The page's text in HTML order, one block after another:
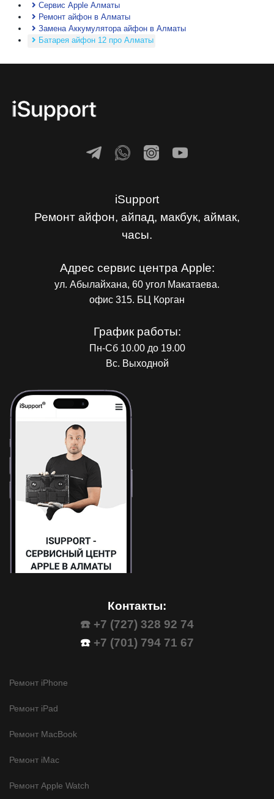
Сервис Apple Алматы
Ремонт айфон в Алматы
Замена Аккумулятора айфон в Алматы
Батарея айфон 12 про Алматы
iSupport
Ремонт айфон, айпад, макбук, аймак,
часы.
Адрес сервис центра Apple:
ул. Абылайхана, 60 угол Макатаева.
офис 315. БЦ Корган
График работы:
Пн-Сб 10.00 до 19.00
Вс. Выходной
Контакты:
☎️ +7 (727) 328 92 74
☎️ +7 (701) 794 71 67
Ремонт iPhone
Ремонт iPad
Ремонт MacBook
Ремонт iMac
Ремонт Apple Watch